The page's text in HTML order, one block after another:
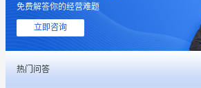
免费解答你的经营难题
立即咨询
热门问答